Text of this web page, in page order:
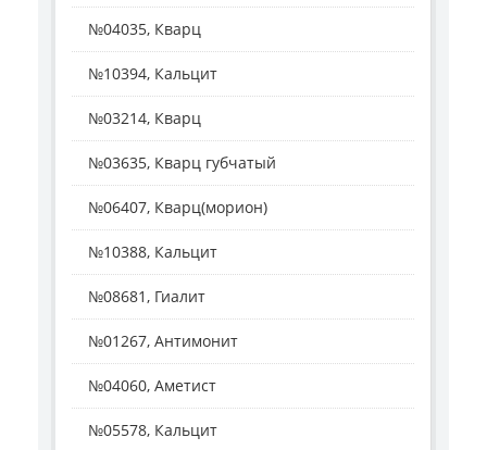
№04035, Кварц
№10394, Кальцит
№03214, Кварц
№03635, Кварц губчатый
№06407, Кварц(морион)
№10388, Кальцит
№08681, Гиалит
№01267, Антимонит
№04060, Аметист
№05578, Кальцит